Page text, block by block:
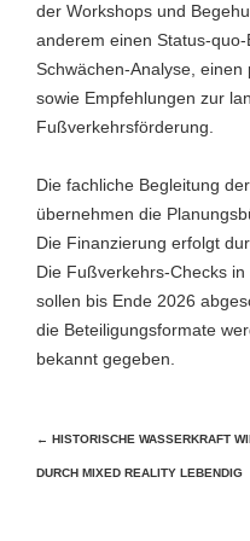
der Workshops und
anderem einen Status-
Schwächen-Analyse,
sowie Empfehlungen zur
Fußverkehrsförderung.
Die fachliche Begleitung
übernehmen die
Die Finanzierung erfolgt
Die Fußverkehrs-Checks
sollen bis Ende 2026
die Beteiligungsformate
bekannt gegeben.
Beitragsnavigation
← HISTORISCHE WASSERKRAFT
DURCH MIXED REALITY LEBENDIG